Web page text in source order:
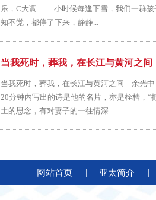
乐，C大调—— 小时候每逢下雪，我们一群孩
知不觉，都停了下来，静静...
当我死时，葬我，在长江与黄河之间
当我死时，葬我，在长江与黄河之间｜余光
20分钟内写出的诗是他的名片，亦是桎梏，
土的思念，有对妻子的一往情深...
网站首页 亚太简介